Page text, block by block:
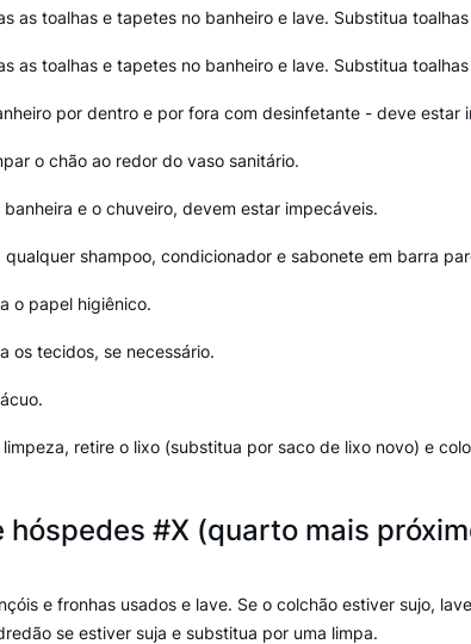
as toalhas e tapetes no banheiro e lave. Substitua
as toalhas e tapetes no banheiro e lave. Substitua
por dentro e por fora com desinfetante - deve estar
o chão ao redor do vaso sanitário.
banheira e o chuveiro, devem estar impecáveis.
shampoo, condicionador e sabonete em barra
o papel higiênico.
os tecidos, se necessário.
retire o lixo (substitua por saco de lixo novo) e
hóspedes #X (quarto mais
e fronhas usados e lave. Se o colchão estiver sujo,
se estiver suja e substitua por uma limpa.